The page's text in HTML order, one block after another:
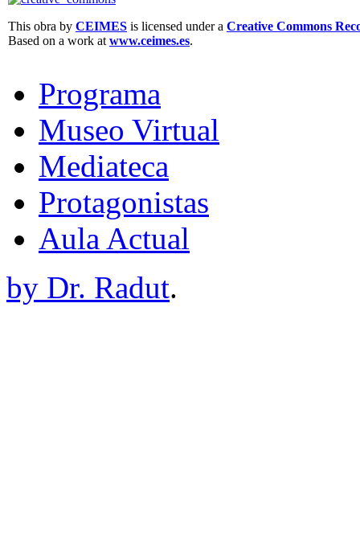
This obra by CEIMES is licensed under a Creative Commons
Based on a work at www.ceimes.es.
Programa
Museo Virtual
Mediateca
Protagonistas
Aula Actual
by Dr. Radut.